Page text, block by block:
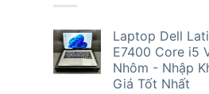
Laptop Dell
E7400 Core i5
Nhôm - Nhập
Giá Tốt Nhất